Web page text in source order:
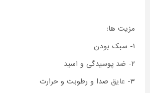
مزیت ها:
۱- سبک بودن
۲- ضد پوسیدگی و اسید
۳- عایق صدا و رطوبت و حرارت